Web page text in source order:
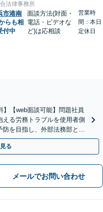
法律事務所
市港南
らも相
付中
面談方法(対面・
電話・ビデオな
ど)は応相談
営業時
間：本日
定休日
】【web面談可能】問題社員
る労務トラブルを使用者側
を目指し、外部法務部とし
供しております
る
メールでお問い合わせ